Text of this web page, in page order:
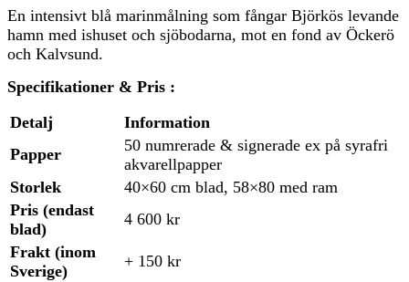
En intensivt blå marinmålning som fångar Björkös levande
hamn med ishuset och sjöbodarna, mot en fond av Öckerö
och Kalvsund.
Specifikationer & Pris :
Detalj
Information
Papper
50 numrerade & signerade ex på syrafri
akvarellpapper
Storlek
40×60 cm blad, 58×80 med ram
Pris (endast
blad)
4 600 kr
Frakt (inom
Sverige)
+ 150 kr